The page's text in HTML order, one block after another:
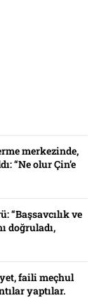
merkezinde,
“Ne olur Çin’e
“Başsavcılık ve
doğruladı,
faili meçhul
yaptılar.